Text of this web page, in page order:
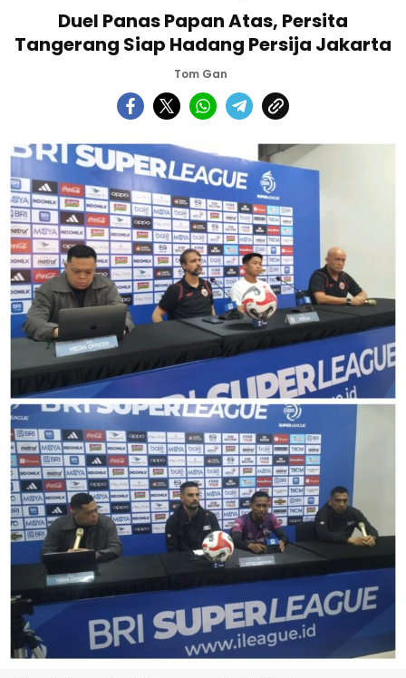
Duel Panas Papan Atas, Persita
Tangerang Siap Hadang Persija Jakarta
Tom Gan